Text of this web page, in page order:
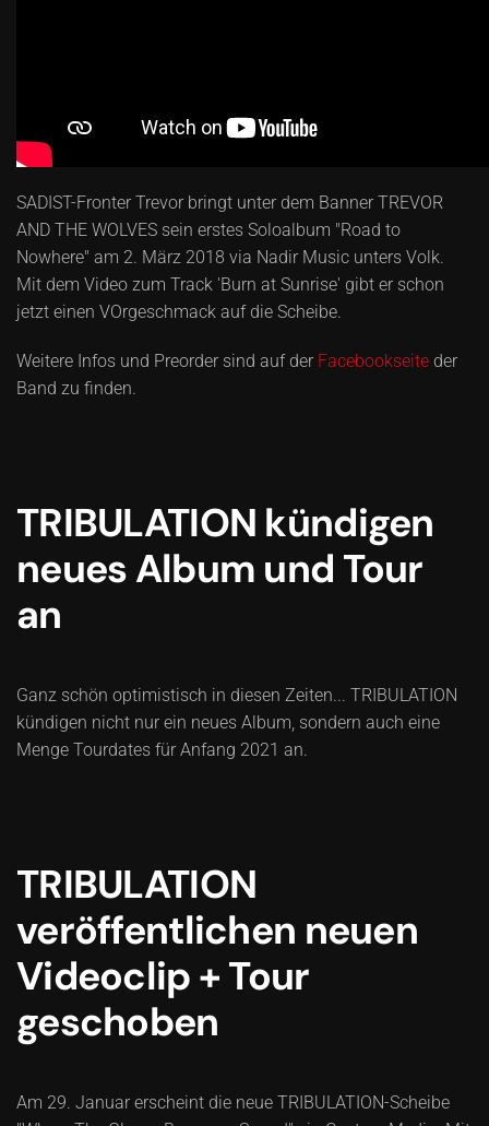
SADIST-Fronter Trevor bringt unter dem Banner TREVOR
AND THE WOLVES sein erstes Soloalbum "Road to
Nowhere" am 2. März 2018 via Nadir Music unters Volk.
Mit dem Video zum Track 'Burn at Sunrise' gibt er schon
jetzt einen VOrgeschmack auf die Scheibe.
Weitere Infos und Preorder sind auf der Facebookseite der
Band zu finden.
TRIBULATION kündigen
neues Album und Tour
an
Ganz schön optimistisch in diesen Zeiten... TRIBULATION
kündigen nicht nur ein neues Album, sondern auch eine
Menge Tourdates für Anfang 2021 an.
TRIBULATION
veröffentlichen neuen
Videoclip + Tour
geschoben
Am 29. Januar erscheint die neue TRIBULATION-Scheibe